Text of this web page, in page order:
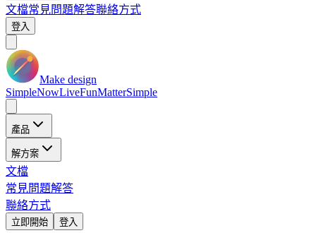
文檔常見問題解答聯絡方式
登入
Make design
SimpleNowLiveFunMatterSimple
產品
解方案
文檔
常見問題解答
聯絡方式
立即開始 登入